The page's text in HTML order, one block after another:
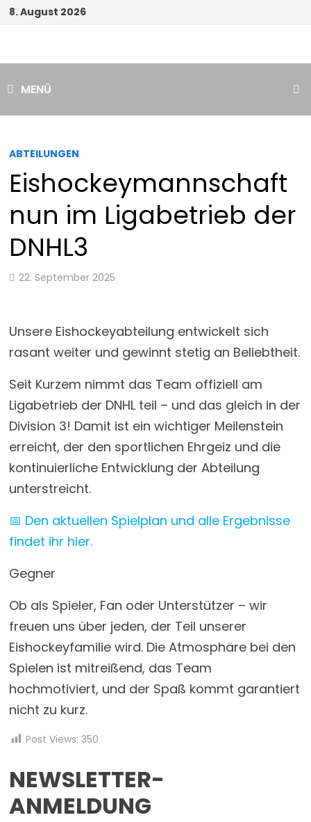
Zum
8. August 2026
MENÜ
ABTEILUNGEN
Eishockeymannschaft
nun im Ligabetrieb der
DNHL3
22. September 2025
Unsere Eishockeyabteilung entwickelt sich
rasant weiter und gewinnt stetig an Beliebtheit.
Seit Kurzem nimmt das Team offiziell am
Ligabetrieb der DNHL teil – und das gleich in der
Division 3! Damit ist ein wichtiger Meilenstein
erreicht, der den sportlichen Ehrgeiz und die
kontinuierliche Entwicklung der Abteilung
unterstreicht.
📅 Den aktuellen Spielplan und alle Ergebnisse
findet ihr hier.
Gegner
Ob als Spieler, Fan oder Unterstützer – wir
freuen uns über jeden, der Teil unserer
Eishockeyfamilie wird. Die Atmosphäre bei den
Spielen ist mitreißend, das Team
hochmotiviert, und der Spaß kommt garantiert
nicht zu kurz.
Post Views: 350
NEWSLETTER-
ANMELDUNG